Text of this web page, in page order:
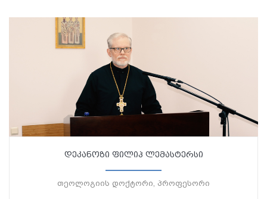
დეკანოზი ფილიპ ლემასტერსი
თეოლოგიის დოქტორი, პროფესორი